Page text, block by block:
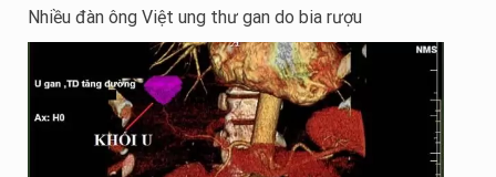
Nhiều đàn ông Việt ung thư gan do bia rượu